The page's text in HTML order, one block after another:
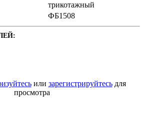
трикотажный
ФБ1508
или зарегистрируйтесьдля
просмотра